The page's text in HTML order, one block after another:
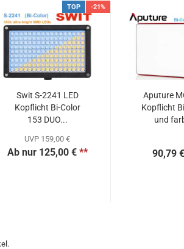
TOP -21%
Swit S-2241 LED
Kopflicht Bi-Color
153 DUO...
UVP 159,00 €
Ab nur 125,00 €**
Aputure
Kopflicht
und
90,79 €